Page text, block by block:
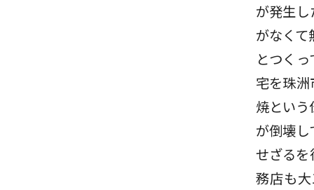
が発生
がなく
とつく
宅を珠
焼とい
が倒壊
せざるを
務店も